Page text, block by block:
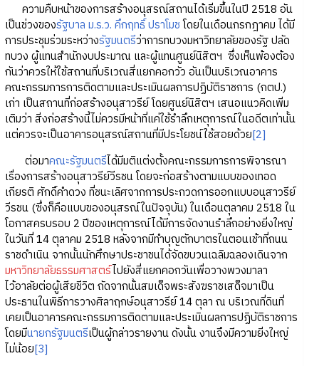
ความคืบหน้าของการสร้างอนุสรณ์สถานได้เริ่มขึ้นในปี 2518 อัน
เป็นช่วงของรัฐบาล ม.ร.ว. คึกฤทธิ์ ปราโมชโดยในเดือนกรกฎาคม ได้มี
การประชุมร่วมระหว่างรัฐมนตรีว่าการทบวงมหาวิทยาลัยของรัฐ ปลัด
ทบวง ผู้แทนสำนักงบประมาณ และผู้แทนศูนย์นิสิตฯ ซึ่งเห็นพ้องต้อง
กันว่าควรให้ใช้สถานที่บริเวณสี่แยกคอกวัว อันเป็นบริเวณอาคาร
คณะกรรมการการติดตามและประเมินผลการปฏิบัติราชการ (กตป.)
เก่า เป็นสถานที่ก่อสร้างอนุสาวรีย์ โดยศูนย์นิสิตฯ เสนอแนวคิดเพิ่ม
เติมว่า สิ่งก่อสร้างนี้ไม่ควรมีหน้าที่แค่ใช้รำลึกเหตุการณ์ในอดีตเท่านั้น
แต่ควรจะเป็นอาคารอนุสรณ์สถานที่มีประโยชน์ใช้สอยด้วย[2]
ต่อมาคณะรัฐมนตรีได้มีมติแต่งตั้งคณะกรรมการการพิจารณา
เรื่องการสร้างอนุสาวรีย์วีรชน โดยจะก่อสร้างตามแบบของเทอด
เกียรติ ศักดิ์คำดวง ที่ชนะเลิศจากการประกวดการออกแบบอนุสาวรีย์
วีรชน (ซึ่งก็คือแบบของอนุสรณ์ในปัจจุบัน) ในเดือนตุลาคม 2518 ใน
โอกาสครบรอบ 2 ปีของเหตุการณ์ได้มีการจัดงานรำลึกอย่างยิ่งใหญ่
ในวันที่ 14 ตุลาคม 2518 หลังจากมีทำบุญตักบาตรในตอนเช้าที่ถนน
ราชดำเนิน จากนั้นนักศึกษาประชาชนได้จัดขบวนเฉลิมฉลองเดินจาก
มหาวิทยาลัยธรรมศาสตร์ไปยังสี่แยกคอกวันเพื่อวางพวงมาลา
ไว้อาลัยต่อผู้เสียชีวิต ถัดจากนั้นสมเด็จพระสังฆราชเสด็จมาเป็น
ประธานในพิธีการวางศิลาฤกษ์อนุสาวรีย์ 14 ตุลา ณ บริเวณที่ดินที่
เคยเป็นอาคารคณะกรรมการติดตามและประเมินผลการปฏิบัติราชการ
โดยมีนายกรัฐมนตรีเป็นผู้กล่าวรายงาน ดังนั้น งานจึงมีความยิ่งใหญ่
ไม่น้อย[3]